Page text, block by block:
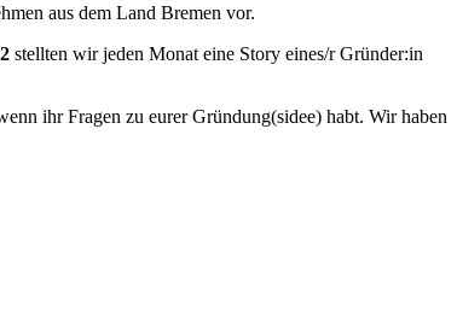
aus dem Land Bremen vor.
stellten wir jeden Monat eine Story eines/r Gründer:in
ihr Fragen zu eurer Gründung(sidee) habt. Wir haben